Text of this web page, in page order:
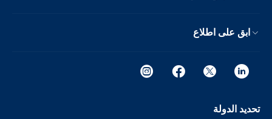
ابق على اطلاع
تحديد الدولة